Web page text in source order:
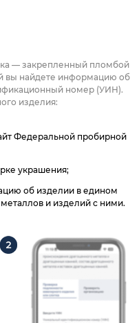
— закрепленный пломбой
вы найдете информацию об
номер (УИН).
изделия:
Федеральной пробирной
украшения;
об изделии в едином
и изделий с ними.